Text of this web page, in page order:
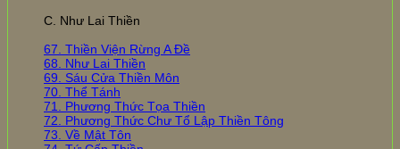
C. Như Lai Thiền
67. Thiền Viện Rừng A Đề
68. Như Lai Thiền
69. Sáu Cửa Thiền Môn
70. Thể Tánh
71. Phương Thức Tọa Thiền
72. Phương Thức Chư Tổ Lập Thiền Tông
73. Về Mật Tôn